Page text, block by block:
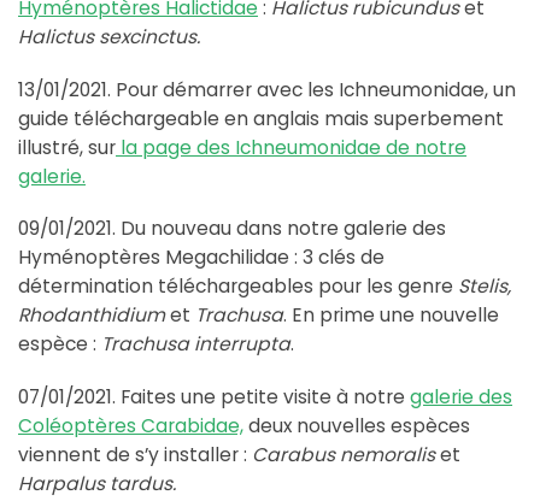
Hyménoptères Halictidae : Halictus rubicunduset
Halictus sexcinctus.
13/01/2021. Pour démarrer avec les Ichneumonidae, un
guide téléchargeable en anglais mais superbement
illustré, sur la page des Ichneumonidae de notre
galerie.
09/01/2021. Du nouveau dans notre galerie des
Hyménoptères Megachilidae : 3 clés de
détermination téléchargeables pour les genre Stelis,
Rhodanthidiumet Trachusa. En prime une nouvelle
espèce : Trachusa interrupta.
07/01/2021. Faites une petite visite à notre galerie des
Coléoptères Carabidae,deux nouvelles espèces
viennent de s’y installer : Carabus nemoraliset
Harpalus tardus.